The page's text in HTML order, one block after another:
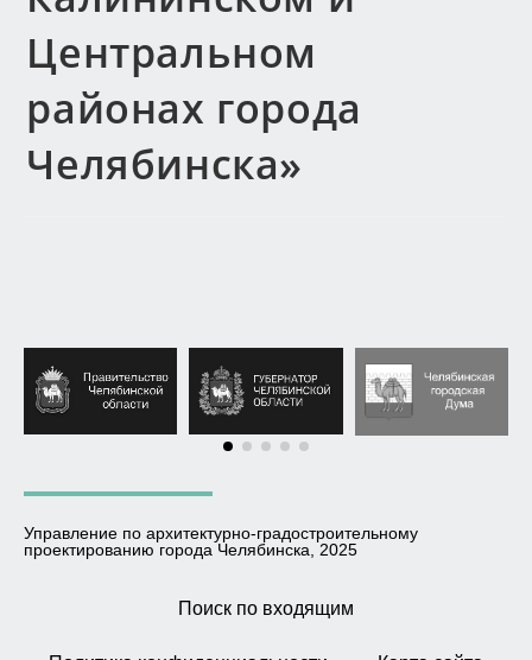
Центральном
районах города
Челябинска»
Управление по архитектурно-градостроительному
проектированию города Челябинска, 2025
Поиск по входящим